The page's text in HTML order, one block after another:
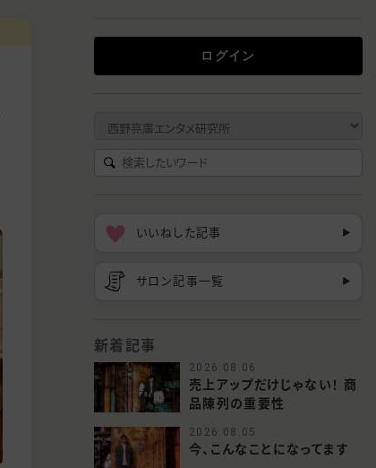
ログイン
いいねした記事 ▶︎
サロン記事一覧 ▶︎
新着記事
2026.08.06
売上アップだけじゃない！ 商
品陳列の重要性
2026.08.05
今、こんなことになってます